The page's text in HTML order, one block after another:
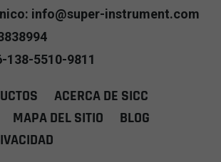
info@super-instrument.com
138-5510-9811
ACERCA DE SICC
MAPA DEL SITIO
BLOG